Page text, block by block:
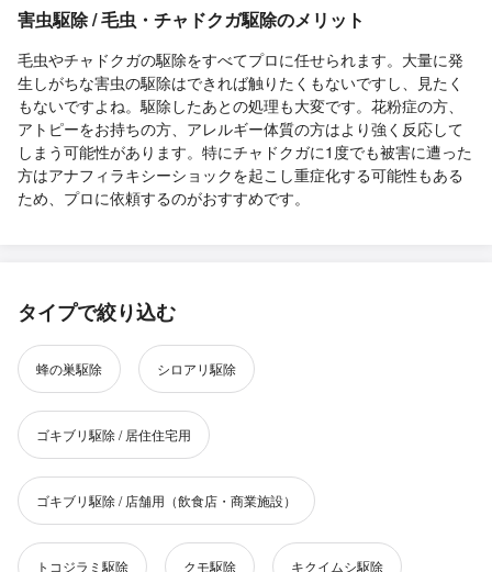
害虫駆除 / 毛虫・チャドクガ駆除のメリット
毛虫やチャドクガの駆除をすべてプロに任せられます。大量に発
生しがちな害虫の駆除はできれば触りたくもないですし、見たく
もないですよね。駆除したあとの処理も大変です。花粉症の方、
アトピーをお持ちの方、アレルギー体質の方はより強く反応して
しまう可能性があります。特にチャドクガに1度でも被害に遭った
方はアナフィラキシーショックを起こし重症化する可能性もある
ため、プロに依頼するのがおすすめです。
タイプで絞り込む
蜂の巣駆除 シロアリ駆除
ゴキブリ駆除 / 居住住宅用
ゴキブリ駆除 / 店舗用（飲食店・商業施設）
トコジラミ駆除 クモ駆除 キクイムシ駆除